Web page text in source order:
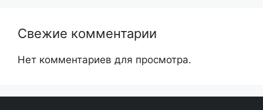
Свежие комментарии
Нет комментариев для просмотра.